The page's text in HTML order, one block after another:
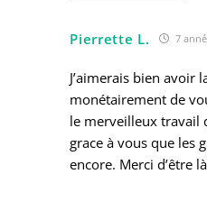
Pierrette L. 7
J’aimerais bien avoir
monétairement de
le merveilleux travail
grace à vous que les
encore. Merci d’être